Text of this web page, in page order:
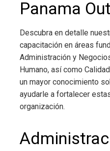
Panama
Descubra en detalle
capacitación en áreas
Administración y
Humano, así como
un mayor conocimiento
ayudarle a fortalecer
organización.